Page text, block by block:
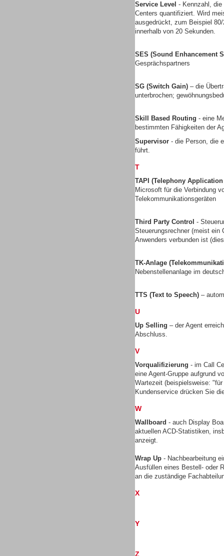
Service Level - Kennzahl,
Centers quantifiziert. Wird
ausgedrückt, zum Beispiel
innerhalb von 20 Sekunden.
SES (Sound Enhancement
Gesprächspartners
SG (Switch Gain) – die
unterbrochen;
Skill Based Routing - eine
bestimmten Fähigkeiten der
Supervisor - die Person, die
führt.
T
TAPI (Telephony
Microsoft für die Verbindung
Telekommunikationsgeräten
Third Party Control -
Steuerungsrechner (meist ein
Anwenders verbunden ist
TK-Anlage
Nebenstellenanlage im
TTS (Text to Speech) –
U
Up Selling – der Agent
Abschluss.
V
Vorqualifizierung - im Call
eine Agent-Gruppe aufgrund
Wartezeit (beispielsweise:
Kundenservice drücken Sie
W
Wallboard - auch Display
aktuellen ACD-Statistiken,
anzeigt.
Wrap Up - Nachbearbeitung
Ausfüllen eines Bestell- oder
an die zuständige
X
Y
Z